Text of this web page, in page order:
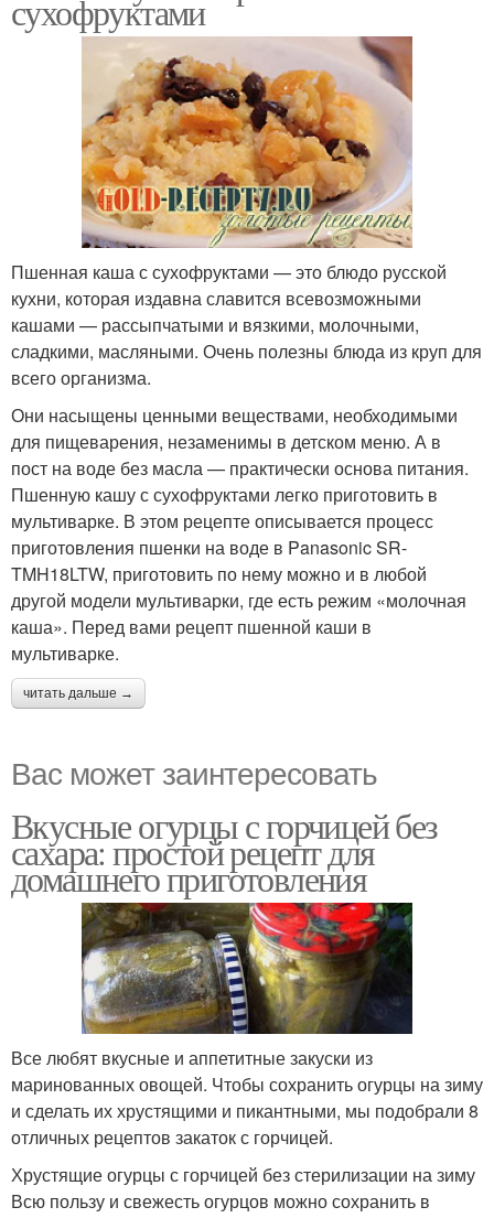
сухофруктами
Пшенная каша с сухофруктами — это блюдо русской
кухни, которая издавна славится всевозможными
кашами — рассыпчатыми и вязкими, молочными,
сладкими, масляными. Очень полезны блюда из круп для
всего организма.
Они насыщены ценными веществами, необходимыми
для пищеварения, незаменимы в детском меню. А в
пост на воде без масла — практически основа питания.
Пшенную кашу с сухофруктами легко приготовить в
мультиварке. В этом рецепте описывается процесс
приготовления пшенки на воде в Panasonic SR-
TMH18LTW, приготовить по нему можно и в любой
другой модели мультиварки, где есть режим «молочная
каша». Перед вами рецепт пшенной каши в
мультиварке.
читать дальше →
Вас может заинтересовать
Вкусные огурцы с горчицей без
сахара: простой рецепт для
домашнего приготовления
Все любят вкусные и аппетитные закуски из
маринованных овощей. Чтобы сохранить огурцы на зиму
и сделать их хрустящими и пикантными, мы подобрали 8
отличных рецептов закаток с горчицей.
Хрустящие огурцы с горчицей без стерилизации на зиму
Всю пользу и свежесть огурцов можно сохранить в